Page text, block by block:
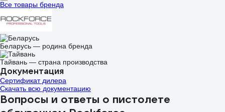
Все товары бренда
Беларусь — родина бренда
Тайвань — страна производства
Документация
Сертификат дилера
Скачать всю документацию
Вопросы и ответы о пистолете